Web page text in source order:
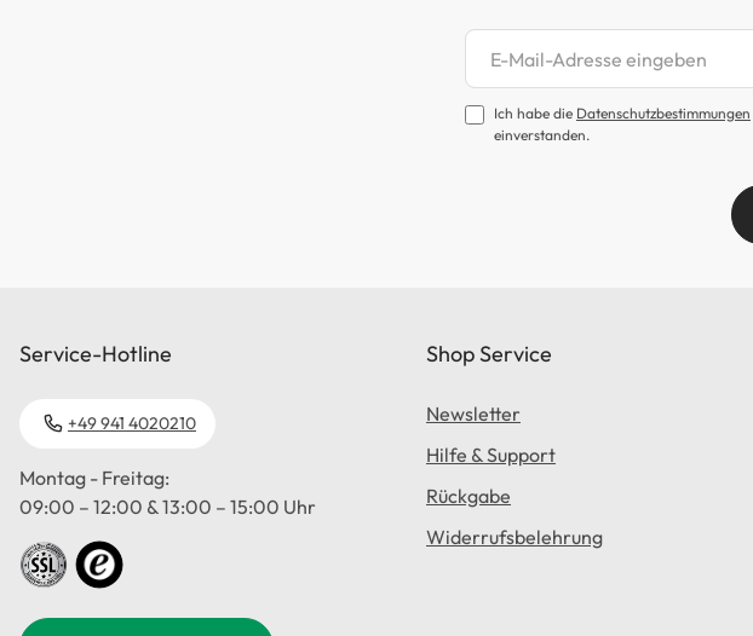
Newsletter abonnieren
Ich habe die Datenschutzbestimmungen
einverstanden.
Service-Hotline
+49 941 4020210
Montag - Freitag:
09:00 – 12:00 & 13:00 – 15:00 Uhr
Shop Service
Newsletter
Hilfe & Support
Rückgabe
Widerrufsbelehrung